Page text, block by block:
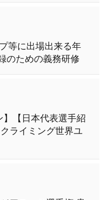
等に出場出来る年
のための義務研修
】【日本代表選手紹
ライミング世界ユ